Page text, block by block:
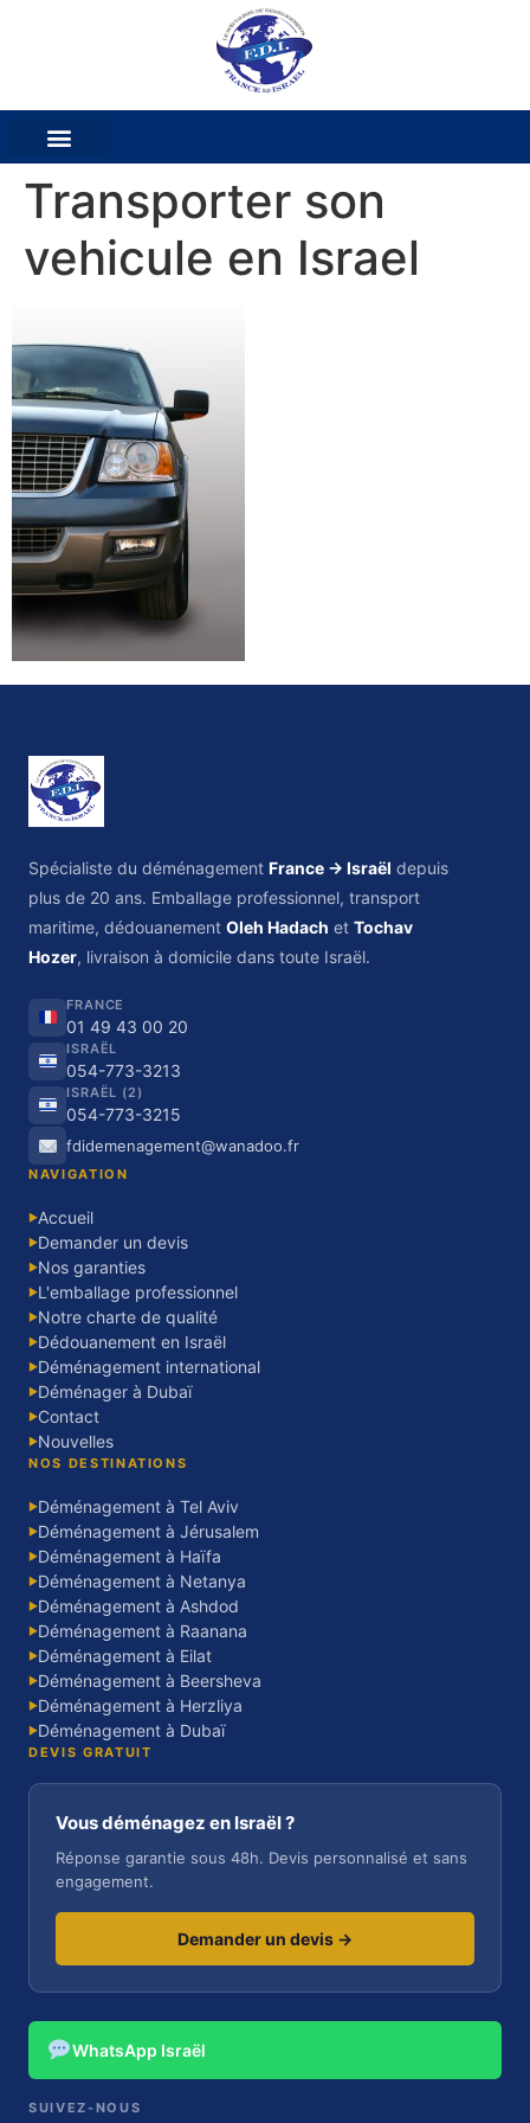
Transporter son
vehicule en Israel
Spécialiste du déménagement France → Israël depuis
plus de 20 ans. Emballage professionnel, transport
maritime, dédouanement Oleh Hadach et Tochav
Hozer, livraison à domicile dans toute Israël.
FRANCE
01 49 43 00 20
ISRAËL
054-773-3213
ISRAËL (2)
054-773-3215
fdidemenagement@wanadoo.fr
NAVIGATION
▶Accueil
▶Demander un devis
▶Nos garanties
▶L'emballage professionnel
▶Notre charte de qualité
▶Dédouanement en Israël
▶Déménagement international
▶Déménager à Dubaï
▶Contact
▶Nouvelles
NOS DESTINATIONS
▶Déménagement à Tel Aviv
▶Déménagement à Jérusalem
▶Déménagement à Haïfa
▶Déménagement à Netanya
▶Déménagement à Ashdod
▶Déménagement à Raanana
▶Déménagement à Eilat
▶Déménagement à Beersheva
▶Déménagement à Herzliya
▶Déménagement à Dubaï
DEVIS GRATUIT
Vous déménagez en Israël ?
Réponse garantie sous 48h. Devis personnalisé et sans
engagement.
Demander un devis →
WhatsApp Israël
SUIVEZ-NOUS